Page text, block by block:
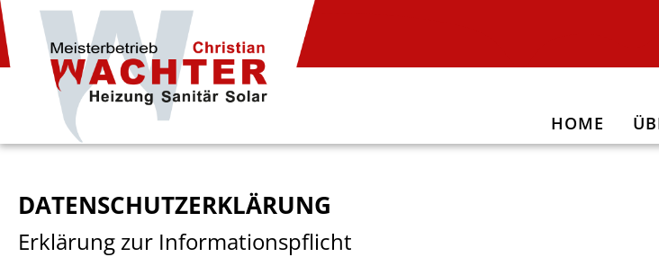
HOME
DATENSCHUTZERKLÄRUNG
Erklärung zur Informationspflicht